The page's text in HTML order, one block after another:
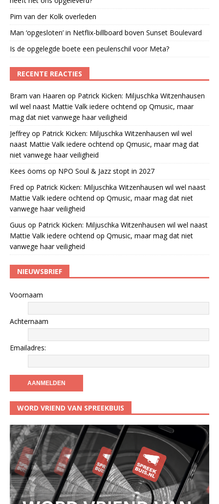
Pim van der Kolk overleden
Man ‘opgesloten’ in Netflix-billboard boven Sunset Boulevard
Is de opgelegde boete een peulenschil voor Meta?
RECENTE REACTIES
Bram van Haaren op Patrick Kicken: Miljuschka Witzenhausen
wil wel naast Mattie Valk iedere ochtend op Qmusic, maar
mag dat niet vanwege haar veiligheid
Jeffrey op Patrick Kicken: Miljuschka Witzenhausen wil wel
naast Mattie Valk iedere ochtend op Qmusic, maar mag dat
niet vanwege haar veiligheid
Kees öoms op NPO Soul & Jazz stopt in 2027
Fred op Patrick Kicken: Miljuschka Witzenhausen wil wel naast
Mattie Valk iedere ochtend op Qmusic, maar mag dat niet
vanwege haar veiligheid
Guus op Patrick Kicken: Miljuschka Witzenhausen wil wel naast
Mattie Valk iedere ochtend op Qmusic, maar mag dat niet
vanwege haar veiligheid
NIEUWSBRIEF
Voornaam
Achternaam
Emailadres:
WORD VRIEND VAN SPREEKBUIS